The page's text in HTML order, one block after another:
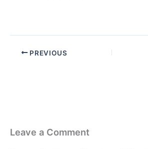
PREVIOUS
Leave a Comment